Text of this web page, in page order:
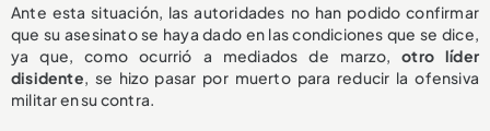
Ante esta situación, las autoridades no han podido confirmar
que su asesinato se haya dado en las condiciones que se dice,
ya que, como ocurrió a mediados de marzo,otro líder
disidente, se hizo pasar por muerto para reducir la ofensiva
militar en su contra.